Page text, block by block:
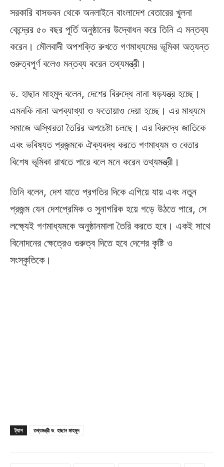
সরকারি বাসভবন থেকে অনলাইনে বাংলাদেশ বেতারের খুলনা
কেন্দ্রের ৫০ বছর পূর্তি অনুষ্ঠানের উদ্বোধন করে তিনি এ মন্তব্য
করেন। মৌলবাদী অপশক্তি রুখতে গণমাধ্যমের ভূমিকা অত্যন্ত
গুরুত্বপূর্ণ বলেও মন্তব্য করেন তথ্যমন্ত্রী।
ড. হাছান মাহমুদ বলেন, দেশের বিরুদ্ধে নানা ষড়যন্ত্র হচ্ছে।
এমনকি নানা অপব্যাখ্যা ও ফতোয়াও দেয়া হচ্ছে। এর মাধ্যমে
সমাজে অস্থিরতা তৈরির অপচেষ্টা চলছে। এর বিরুদ্ধে জাতিকে
এবং ভবিষ্যত প্রজন্মকে ঐক্যবদ্ধ করতে গণমাধ্যম ও বেতার
বিশেষ ভূমিকা রাখতে পারে বলে মনে করেন তথ্যমন্ত্রী।
তিনি বলেন, দেশ যাতে প্রগতির দিকে এগিয়ে যায় এবং নতুন
প্রজন্ম যেন দেশপ্রেমিক ও সুনাগরিক হয়ে গড়ে উঠতে পারে, সে
লক্ষ্যেই গণমাধ্যমকে অনুষ্ঠানমালা তৈরি করতে হবে। একই সাথে
বিনোদনের ক্ষেত্রেও গুরুত্ব দিতে হবে দেশের কৃষ্টি ও
সংস্কৃতিকে।
ট্যাগ তথ্যমন্ত্রী ড. হাছান মাহমুদ